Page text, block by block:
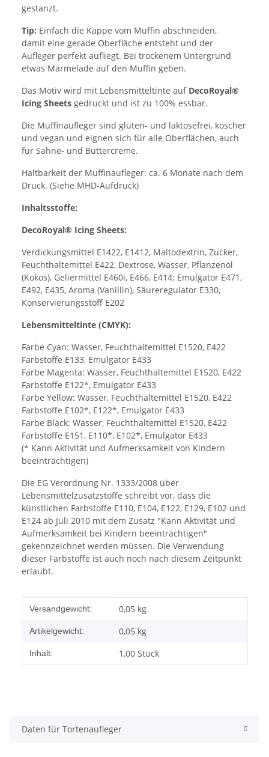
gestanzt.
Tip: Einfach die Kappe vom Muffin abschneiden,
damit eine gerade Oberfläche entsteht und der
Aufleger perfekt aufliegt. Bei trockenem Untergrund
etwas Marmelade auf den Muffin geben.
Das Motiv wird mit Lebensmitteltinte auf DecoRoyal®
Icing Sheets gedruckt und ist zu 100% essbar.
Die Muffinaufleger sind gluten- und laktosefrei, koscher
und vegan und eignen sich für alle Oberflächen, auch
für Sahne- und Buttercreme.
Haltbarkeit der Muffinaufleger: ca. 6 Monate nach dem
Druck. (Siehe MHD-Aufdruck)
Inhaltsstoffe:
DecoRoyal® Icing Sheets:
Verdickungsmittel E1422, E1412, Maltodextrin, Zucker,
Feuchthaltemittel E422, Dextrose, Wasser, Pflanzenöl
(Kokos), Geliermittel E460i, E466, E414; Emulgator E471,
E492, E435, Aroma (Vanillin), Säureregulator E330,
Konservierungsstoff E202
Lebensmitteltinte (CMYK):
Farbe Cyan: Wasser, Feuchthaltemittel E1520, E422
Farbstoffe E133, Emulgator E433
Farbe Magenta: Wasser, Feuchthaltemittel E1520, E422
Farbstoffe E122*, Emulgator E433
Farbe Yellow: Wasser, Feuchthaltemittel E1520, E422
Farbstoffe E102*, E122*, Emulgator E433
Farbe Black: Wasser, Feuchthaltemittel E1520, E422
Farbstoffe E151, E110*, E102*, Emulgator E433
(* Kann Aktivität und Aufmerksamkeit von Kindern
beeinträchtigen)
Die EG Verordnung Nr. 1333/2008 über
Lebensmittelzusatzstoffe schreibt vor, dass die
künstlichen Farbstoffe E110, E104, E122, E129, E102 und
E124 ab Juli 2010 mit dem Zusatz "Kann Aktivität und
Aufmerksamkeit bei Kindern beeinträchtigen"
gekennzeichnet werden müssen. Die Verwendung
dieser Farbstoffe ist auch noch nach diesem Zeitpunkt
erlaubt.
Produkteigenschaft
Wert
Versandgewicht: 0,05 kg
Artikelgewicht: 0,05 kg
Inhalt: 1,00 Stück
Daten für Tortenaufleger